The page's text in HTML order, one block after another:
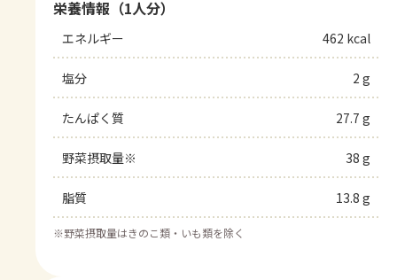
栄養情報（1人分）
エネルギー 462 kcal
塩分 2 g
たんぱく質 27.7 g
野菜摂取量※ 38 g
脂質 13.8 g
※野菜摂取量はきのこ類・いも類を除く